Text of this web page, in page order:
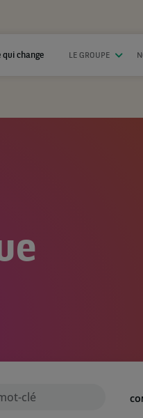
qui change LE GROUPE